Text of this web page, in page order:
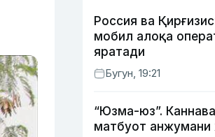
Россия ва
мобил алоқа
яратади
Бугун, 19:21
“Юзма-юз”.
матбуот анжумани